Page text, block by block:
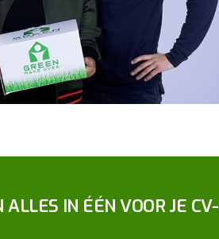
IN ÉÉN VOOR JE CV-